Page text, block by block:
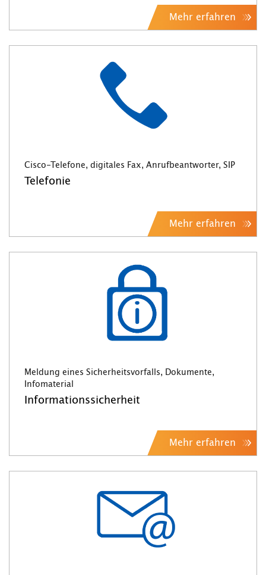
Mehr erfahren
Cisco-Telefone, digitales Fax, Anrufbeantworter, SIP
Telefonie
Mehr erfahren
Meldung eines Sicherheitsvorfalls, Dokumente,
Infomaterial
Informationssicherheit
Mehr erfahren